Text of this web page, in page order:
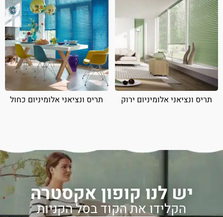
תריס ונציאני אלומיניום ירוק תריס ונציאני אלומיניום כחול
יש לנו קופון אקסטרה
הקלידו את הקוד בסל הקניות